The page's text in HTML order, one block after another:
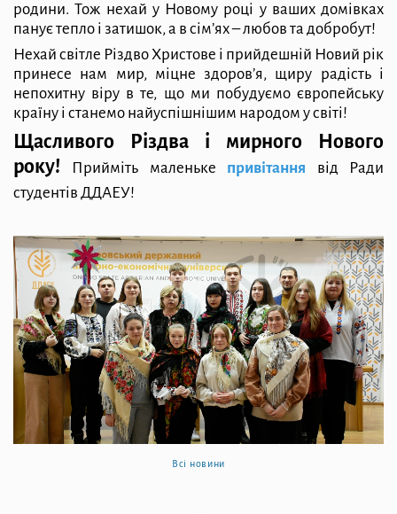
родини. Тож нехай у Новому році у ваших домівках
панує тепло і затишок, а в сім’ях – любов та добробут!
Нехай світле Різдво Христове і прийдешній Новий рік
принесе нам мир, міцне здоров’я, щиру радість і
непохитну віру в те, що ми побудуємо європейську
країну і станемо найуспішнішим народом у світі!
Щасливого Різдва і мирного Нового
року!
Прийміть маленьке привітання від Ради
студентів ДДАЕУ!
Всі новини